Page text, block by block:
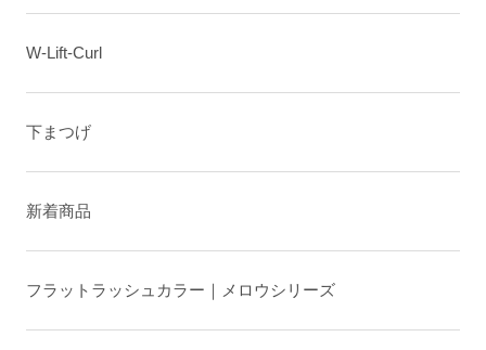
W-Lift-Curl
下まつげ
新着商品
フラットラッシュカラー｜メロウシリーズ